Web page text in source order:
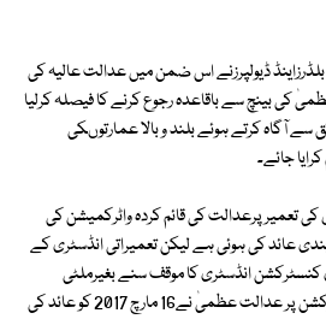
بلڈرزاینڈ ڈیولپرزنے اس ضمن میں عدالت عالیہ کی
کی بینچ سے باقاعدہ رجوع کرنے کا فیصلہ کرلیا
آگاہ کرتے ہوئے بلند و بالا عمارتوںکی
جائے۔
کی تعمیر پرعدالت کی قائم کردہ واٹرکمیشن کی
عائد کی ہوئی ہے لیکن تعمیراتی انڈسٹری کے
کنسٹرکشن انڈسٹری کا موقف سنے بغیرملٹی
اسٹوری، ہائی رائز بلڈنگز کی کنسٹرکشن پر عدالت عظمیٰ نے16 مارچ 2017 کو عائد کی